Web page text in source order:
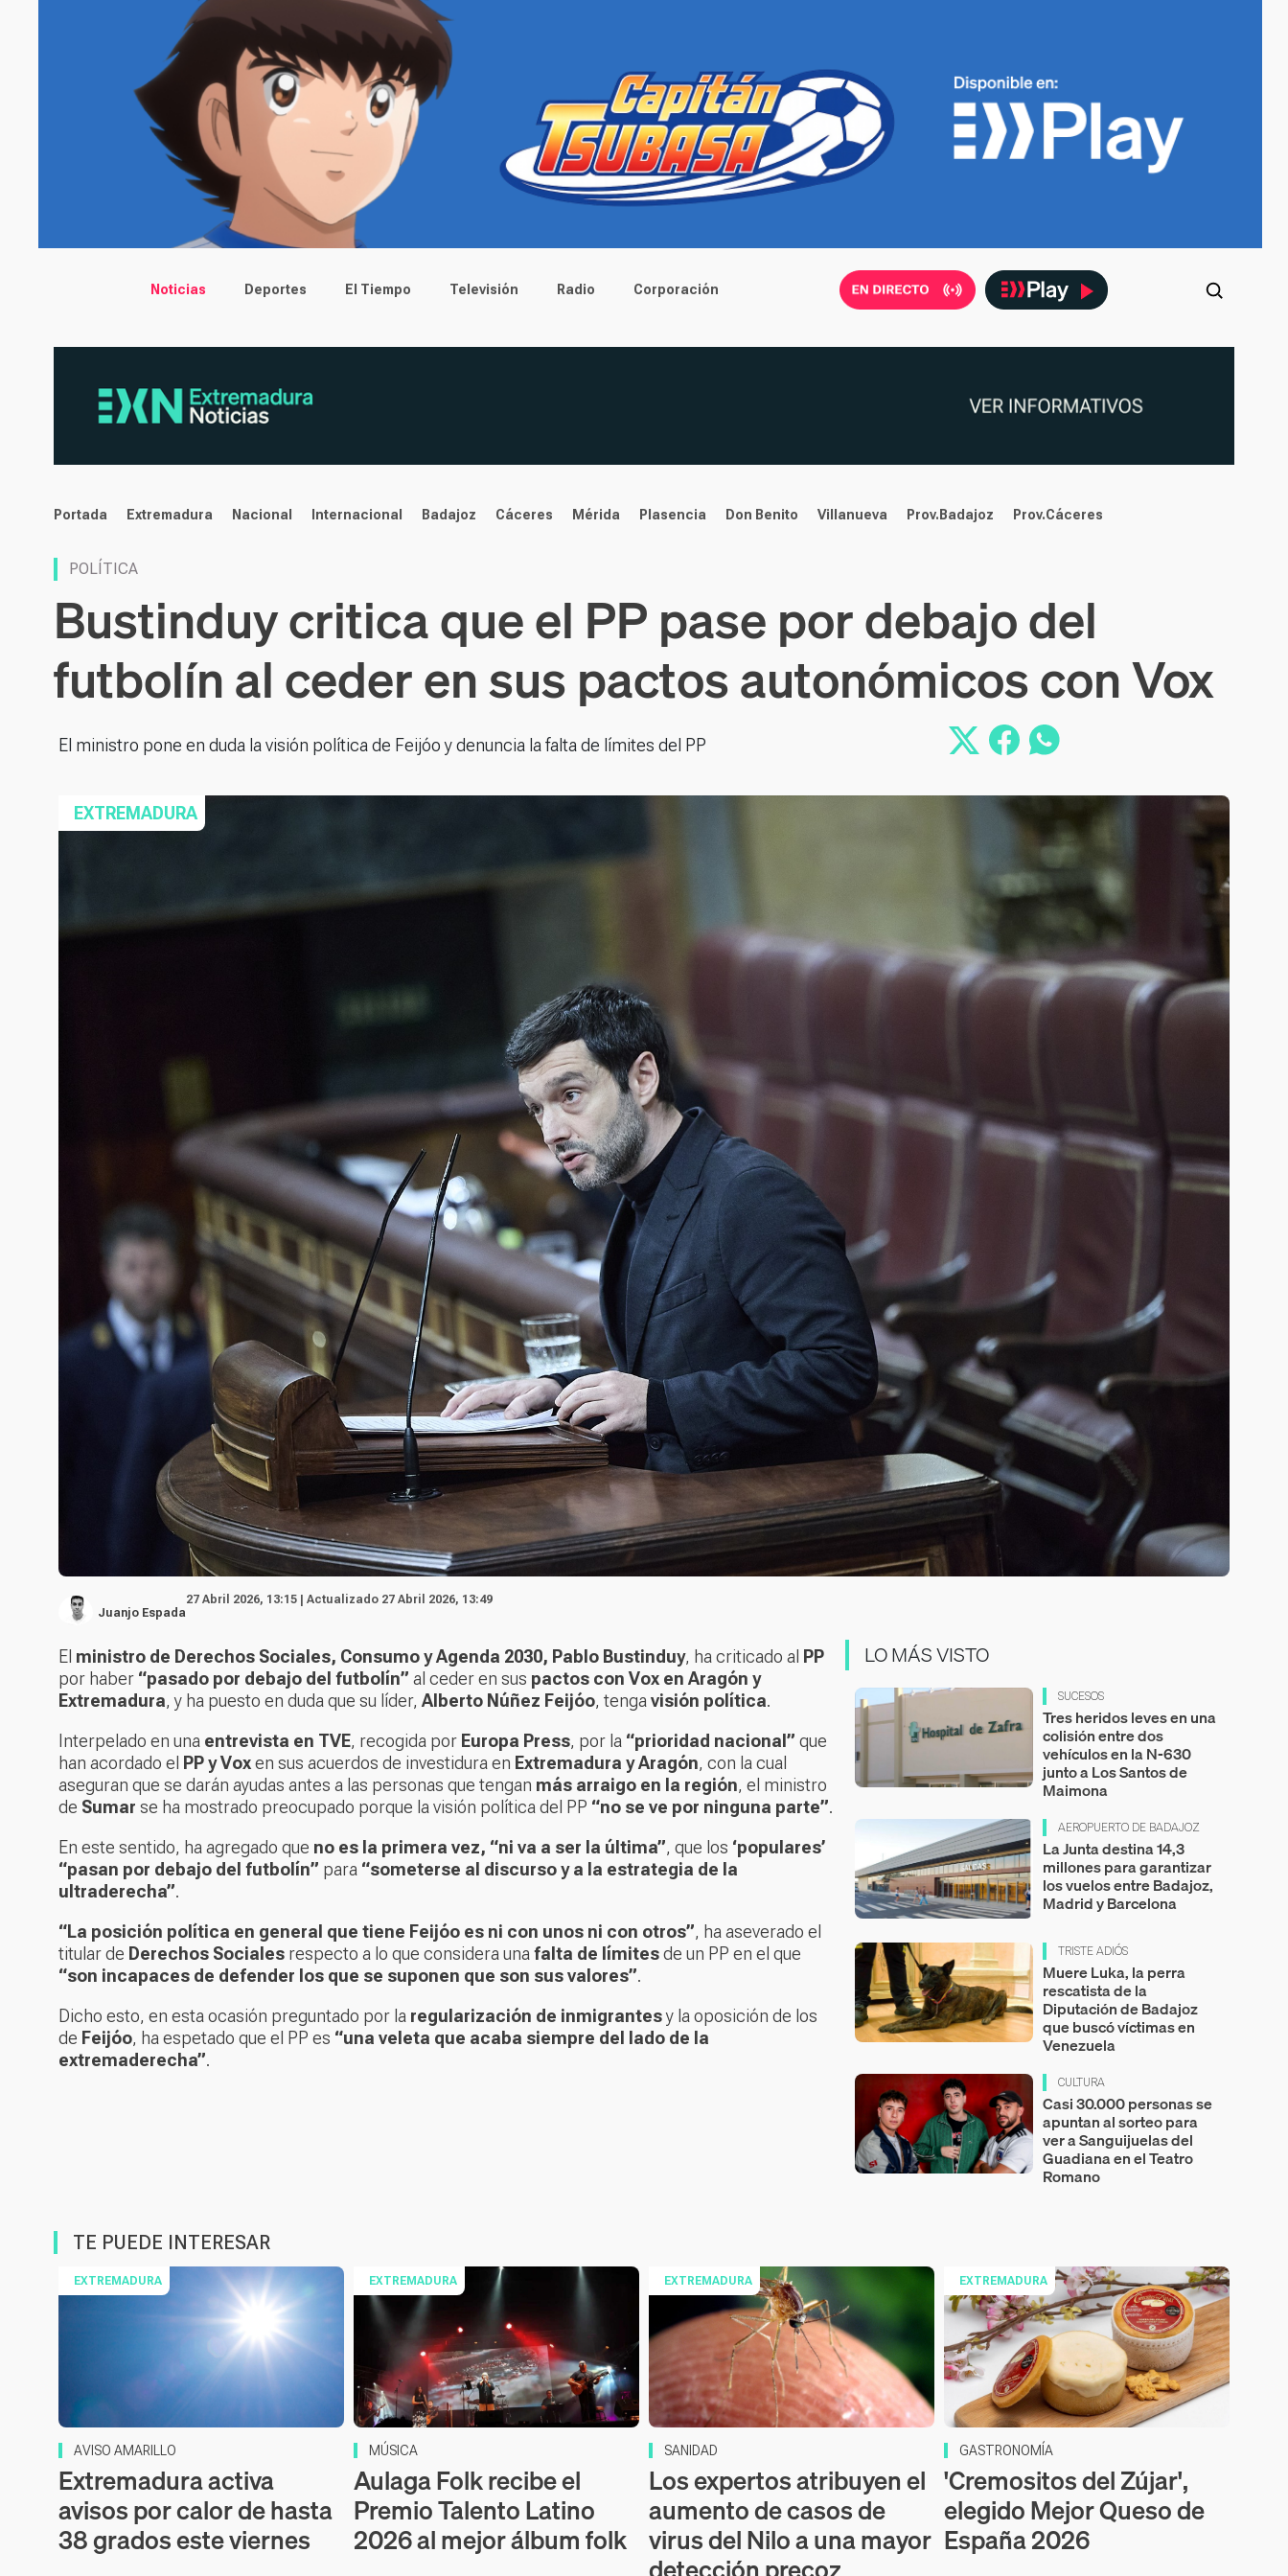
Main menu
Noticias Deportes El Tiempo Televisión Radio Corporación
noticias
Portada Extremadura Nacional Internacional Badajoz Cáceres Mérida Plasencia Don Benito Villanueva Prov.Badajoz Prov.Cáceres
POLÍTICA
Bustinduy critica que el PP pase por debajo del
futbolín al ceder en sus pactos autonómicos con Vox
El ministro pone en duda la visión política de Feijóo y denuncia la falta de límites del PP
EXTREMADURA
Juanjo Espada
27 Abril 2026, 13:15 | Actualizado 27 Abril 2026, 13:49
El ministro de Derechos Sociales, Consumo y Agenda 2030, Pablo Bustinduy, ha criticado al PP
por haber “pasado por debajo del futbolín” al ceder en sus pactos con Vox en Aragón y
Extremadura, y ha puesto en duda que su líder, Alberto Núñez Feijóo, tenga visión política.
Interpelado en una entrevista en TVE, recogida por Europa Press, por la “prioridad nacional” que
han acordado el PP y Voxen sus acuerdos de investidura en Extremadura y Aragón, con la cual
aseguran que se darán ayudas antes a las personas que tengan más arraigo en la región, el ministro
de Sumar se ha mostrado preocupado porque la visión política del PP “no se ve por ninguna parte”.
En este sentido, ha agregado que no es la primera vez, “ni va a ser la última”, que los ‘populares’
“pasan por debajo del futbolín” para “someterse al discurso y a la estrategia de la
ultraderecha”.
“La posición política en general que tiene Feijóo es ni con unos ni con otros”, ha aseverado el
titular de Derechos Sociales respecto a lo que considera una falta de límitesde un PP en el que
“son incapaces de defender los que se suponen que son sus valores”.
Dicho esto, en esta ocasión preguntado por la regularización de inmigrantesy la oposición de los
de Feijóo, ha espetado que el PP es “una veleta que acaba siempre del lado de la
extremaderecha”.
LO MÁS VISTO
SUCESOS
Tres heridos leves en una
colisión entre dos
vehículos en la N-630
junto a Los Santos de
Maimona
AEROPUERTO DE BADAJOZ
La Junta destina 14,3
millones para garantizar
los vuelos entre Badajoz,
Madrid y Barcelona
TRISTE ADIÓS
Muere Luka, la perra
rescatista de la
Diputación de Badajoz
que buscó víctimas en
Venezuela
CULTURA
Casi 30.000 personas se
apuntan al sorteo para
ver a Sanguijuelas del
Guadiana en el Teatro
Romano
TE PUEDE INTERESAR
EXTREMADURA
AVISO AMARILLO
Extremadura activa
avisos por calor de hasta
38 grados este viernes
EXTREMADURA
MÚSICA
Aulaga Folk recibe el
Premio Talento Latino
2026 al mejor álbum folk
EXTREMADURA
SANIDAD
Los expertos atribuyen el
aumento de casos de
virus del Nilo a una mayor
EXTREMADURA
GASTRONOMÍA
'Cremositos del Zújar',
elegido Mejor Queso de
España 2026